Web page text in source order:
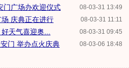
08-03-31 13:49
门广场办欢迎仪式
08-03-31 11:11
庆典正在进行
08-03-31 09:45
天气喜迎奥...
08-03-06 18:48
门 举办点火庆典